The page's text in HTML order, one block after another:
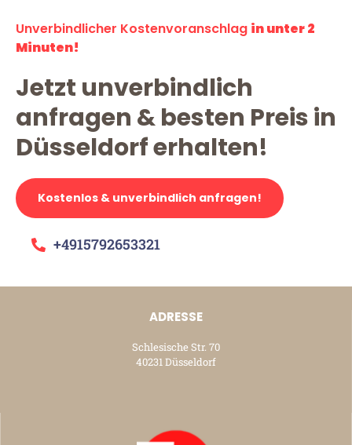
Unverbindlicher Kostenvoranschlag in unter 2
Minuten!
Jetzt unverbindlich
anfragen & besten Preis in
Düsseldorf erhalten!
Kostenlos & unverbindlich anfragen!
+4915792653321
ADRESSE
Schlesische Str. 70
40231 Düsseldorf